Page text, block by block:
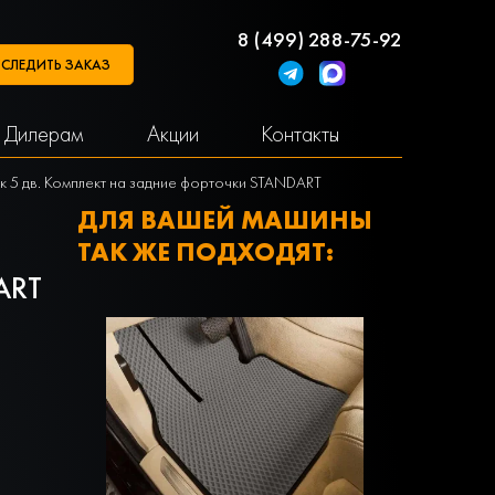
ЗАКАЗ
8 (499) 288-75-92
Дилерам Акции Контакты
дв. Комплект на задние форточки STANDART
ДЛЯ ВАШЕЙ МАШИНЫ
ТАК ЖЕ ПОДХОДЯТ: